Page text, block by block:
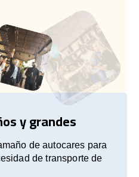
y grandes
de autocares para
de transporte de